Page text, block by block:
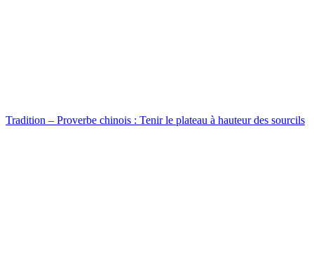
Tradition – Proverbe chinois : Tenir le plateau à hauteur des sourcils